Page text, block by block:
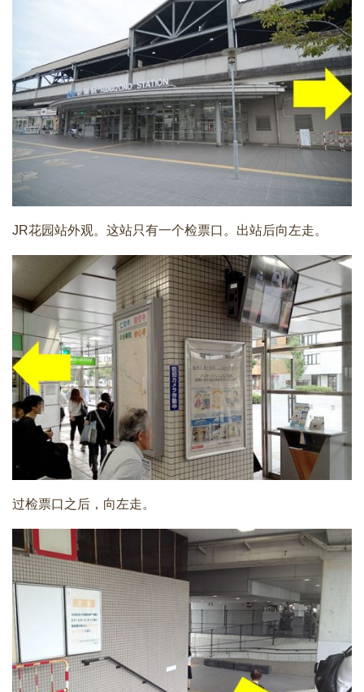
JR花园站外观。这站只有一个检票口。出站后向左走。
过检票口之后，向左走。